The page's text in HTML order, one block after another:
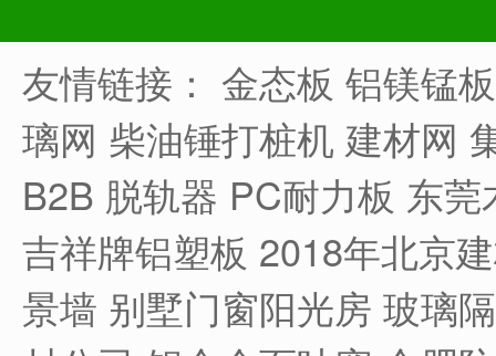
友情链接： 金态板 铝镁锰板
璃网 柴油锤打桩机 建材网
B2B 脱轨器 PC耐力板 东莞
吉祥牌铝塑板 2018年北京
景墙 别墅门窗阳光房 玻璃